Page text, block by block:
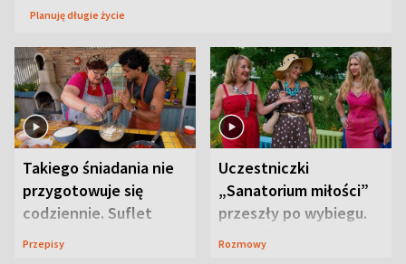
Planuję długie życie
Takiego śniadania nie
przygotowuje się
codziennie. Suflet
serowy zachwyca
Przepisy
Uczestniczki
„Sanatorium miłości”
przeszły po wybiegu.
Te stylizacje
Rozmowy